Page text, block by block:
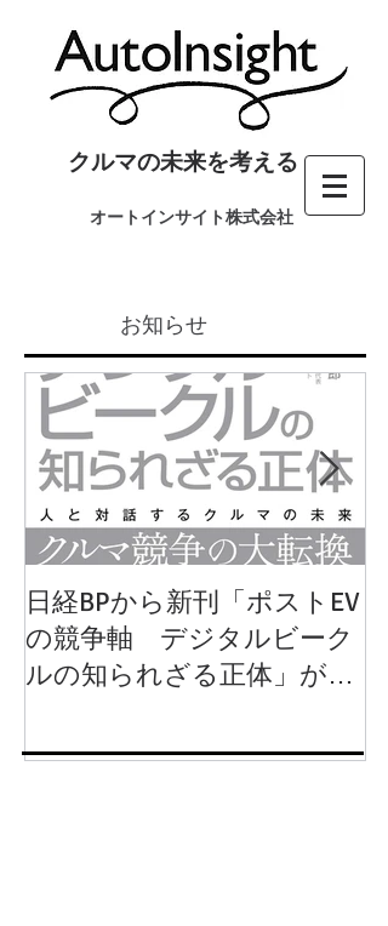
クルマの未来を考える
オートインサイト株式会社
お知らせ
日経BPから新刊「ポストEV
の競争軸 デジタルビーク
ルの知られざる正体」が
す